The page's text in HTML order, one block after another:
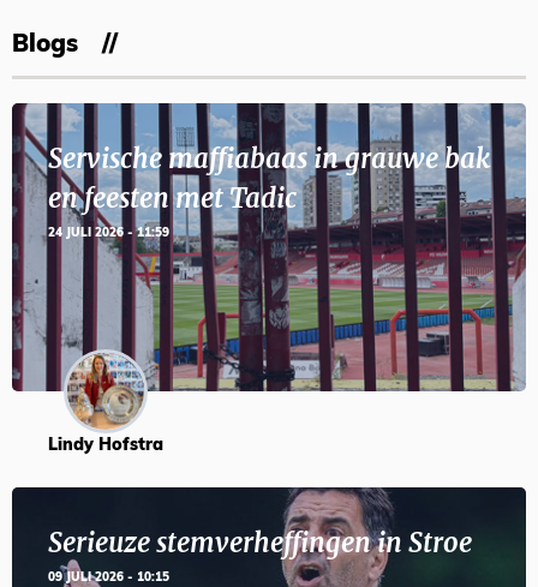
Blogs
Servische maffiabaas in grauwe bak
en feesten met Tadic
24 JULI 2026 - 11:59
Lindy Hofstra
Serieuze stemverheffingen in Stroe
09 JULI 2026 - 10:15